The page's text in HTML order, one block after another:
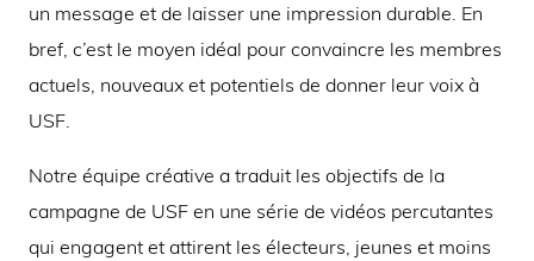
un message et de laisser une impression durable. En
bref, c’est le moyen idéal pour convaincre les membres
actuels, nouveaux et potentiels de donner leur voix à
USF.
Notre équipe créative a traduit les objectifs de la
campagne de USF en une série de vidéos percutantes
qui engagent et attirent les électeurs, jeunes et moins